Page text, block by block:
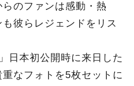
のファンは感動・熱
彼らレジェンドをリス
日本初公開時に来日した
なフォトを5枚セットに